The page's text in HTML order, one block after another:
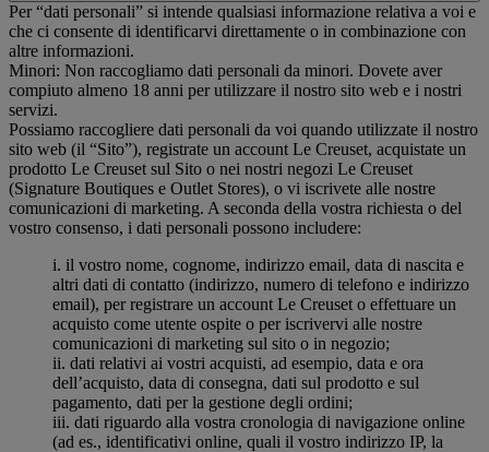
Per “dati personali” si intende qualsiasi informazione relativa a voi e
che ci consente di identificarvi direttamente o in combinazione con
altre informazioni.
Minori: Non raccogliamo dati personali da minori. Dovete aver
compiuto almeno 18 anni per utilizzare il nostro sito web e i nostri
servizi.
Possiamo raccogliere dati personali da voi quando utilizzate il nostro
sito web (il “Sito”), registrate un account Le Creuset, acquistate un
prodotto Le Creuset sul Sito o nei nostri negozi Le Creuset
(Signature Boutiques e Outlet Stores), o vi iscrivete alle nostre
comunicazioni di marketing. A seconda della vostra richiesta o del
vostro consenso, i dati personali possono includere:
i. il vostro nome, cognome, indirizzo email, data di nascita e
altri dati di contatto (indirizzo, numero di telefono e indirizzo
email), per registrare un account Le Creuset o effettuare un
acquisto come utente ospite o per iscrivervi alle nostre
comunicazioni di marketing sul sito o in negozio;
ii. dati relativi ai vostri acquisti, ad esempio, data e ora
dell’acquisto, data di consegna, dati sul prodotto e sul
pagamento, dati per la gestione degli ordini;
iii. dati riguardo alla vostra cronologia di navigazione online
(ad es., identificativi online, quali il vostro indirizzo IP, la